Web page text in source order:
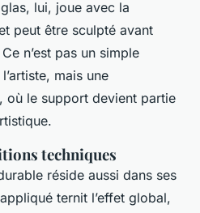
lui, joue avec la
peut être sculpté avant
n’est pas un simple
mais une
où le support devient partie
techniques
réside aussi dans ses
ternit l’effet global,